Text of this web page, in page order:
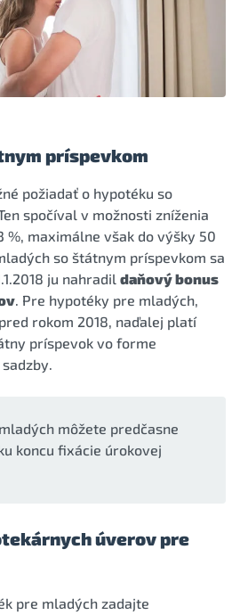
príspevkom
požiadať o hypotéku so
spočíval v možnosti zníženia
%, maximálne však do výšky 50
so štátnym príspevkom sa
ju nahradil daňový bonus
. Pre hypotéky pre mladých,
rokom 2018, naďalej platí
príspevok vo forme
môžete predčasne
koncu fixácie úrokovej
úverov pre
pre mladých zadajte